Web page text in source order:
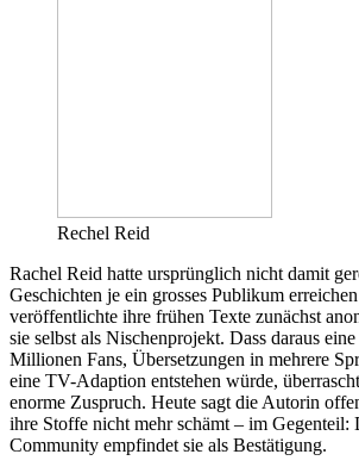
Rechel Reid
Rachel Reid hatte ursprünglich nicht damit
Geschichten je ein grosses Publikum
veröffentlichte ihre frühen Texte zunächst
sie selbst als Nischenprojekt. Dass daraus
Millionen Fans, Übersetzungen in mehrere
eine TV-Adaption entstehen würde,
enorme Zuspruch. Heute sagt die Autorin
ihre Stoffe nicht mehr schämt – im Gegenteil:
Community empfindet sie als Bestätigung.